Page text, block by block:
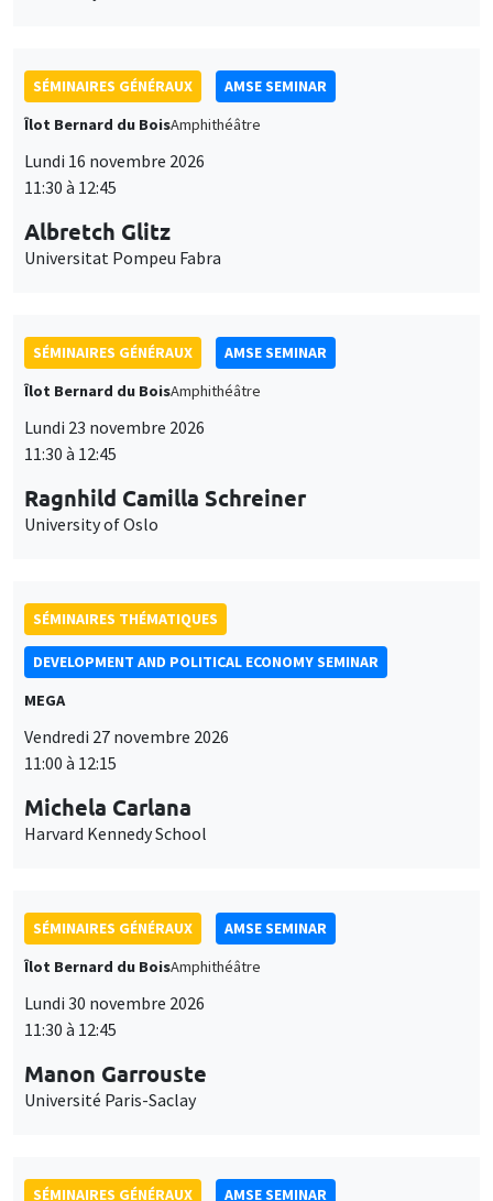
Îlot Bernard du BoisAmphithéâtre
Lundi 16 novembre 2026
11:30 à 12:45
Albretch Glitz
Universitat Pompeu Fabra
Îlot Bernard du BoisAmphithéâtre
Lundi 23 novembre 2026
11:30 à 12:45
Ragnhild Camilla Schreiner
University of Oslo
DEVELOPMENT AND POLITICAL ECONOMY SEMINAR
MEGA
Vendredi 27 novembre 2026
11:00 à 12:15
Michela Carlana
Harvard Kennedy School
Îlot Bernard du BoisAmphithéâtre
Lundi 30 novembre 2026
11:30 à 12:45
Manon Garrouste
Université Paris-Saclay